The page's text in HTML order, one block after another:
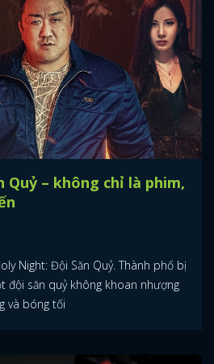
Quỷ – không chỉ là phim,
Night: Đội Săn Quỷ. Thành phố bị
đội săn quỷ không khoan nhượng
và bóng tối